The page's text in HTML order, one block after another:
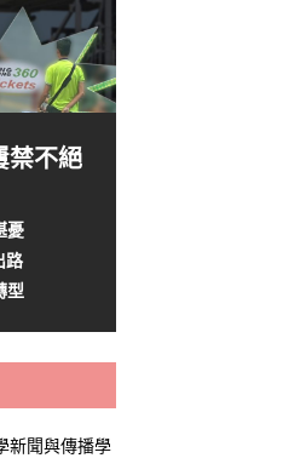
不絕
憂
路
型
新聞與傳播學